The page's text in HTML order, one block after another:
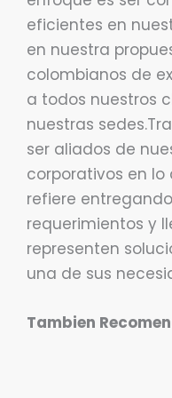
eficientes en
en nuestra
colombianos de
a todos nuestros
nuestras
ser aliados de
corporativos en
refiere
requerimientos y
representen
una de sus
Tambien